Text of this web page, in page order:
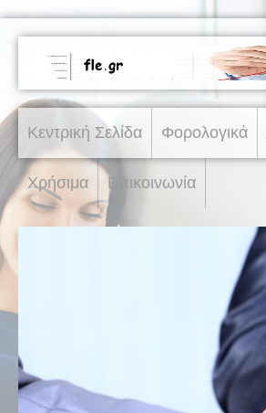
Κεντρική Σελίδα Φορολογικά
Χρήσιμα Επικοινωνία